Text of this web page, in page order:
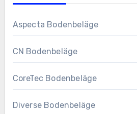
Aspecta Bodenbeläge
CN Bodenbeläge
CoreTec Bodenbeläge
Diverse Bodenbeläge